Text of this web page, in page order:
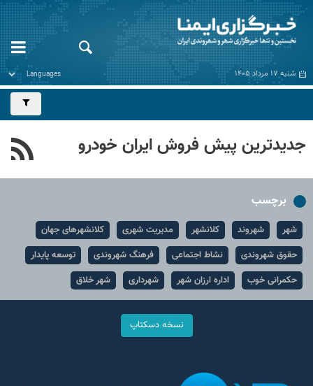
شنبه ۱۷ مرداد ۱۴۰۵
جدیدترین پیش فروش ایران خودرو
برچسب
شهر شهروند کلانشهر مدیریت شهری
کلانشهرهای جهان
حقوق شهروندی
نشاط اجتماعی فرهنگ شهروندی
توسعه پایدار
حکمرانی خوب
اداره ارزان شهر شهرداری شهر خلاق
نسخه دسکتاپ